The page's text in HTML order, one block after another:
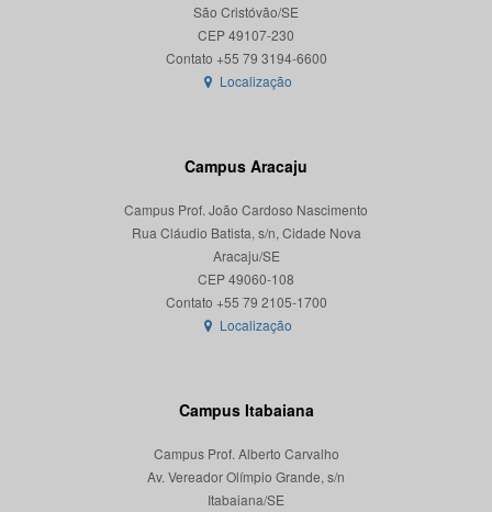
São Cristóvão/SE
CEP 49107-230
Localização
Campus Aracaju
Campus Prof. João Cardoso Nascimento
Rua Cláudio Batista, s/n, Cidade Nova
Aracaju/SE
CEP 49060-108
Localização
Campus Itabaiana
Campus Prof. Alberto Carvalho
Av. Vereador Olímpio Grande, s/n
Itabaiana/SE